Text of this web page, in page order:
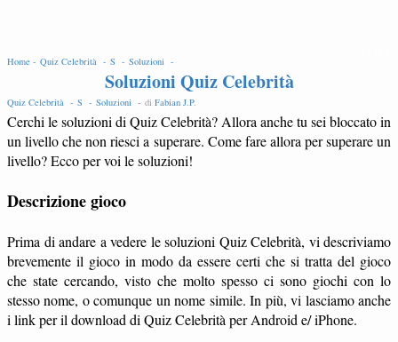
Home - Quiz Celebrità - S - Soluzioni -
Soluzioni Quiz Celebrità
Quiz Celebrità - S - Soluzioni - di Fabian J.P.
Cerchi le soluzioni di Quiz Celebrità? Allora anche tu sei bloccato in
un livello che non riesci a superare. Come fare allora per superare un
livello? Ecco per voi le soluzioni!
Descrizione gioco
Prima di andare a vedere le soluzioni Quiz Celebrità, vi descriviamo
brevemente il gioco in modo da essere certi che si tratta del gioco
che state cercando, visto che molto spesso ci sono giochi con lo
stesso nome, o comunque un nome simile. In più, vi lasciamo anche
i link per il download di Quiz Celebrità per Android e/ iPhone.